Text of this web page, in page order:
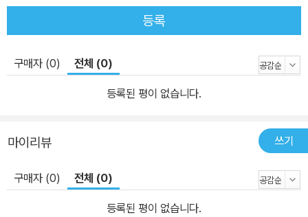
물류 이야기에서 물류는 전쟁에서 기원했다. 말하자면 군사 작전의
한 분야였다. 군수물자 보급을 뜻하는 프랑스어 ‘logistique’에서 유
류’는 일본이 만든 말 ‘물적유통’의 줄임말로, 일상생활이나 전쟁에 필
요한 물자를 전하는 일련의 활동을 뜻한다. 우리가 모르고 있었지만
우유 유통기한, 피자 가게의 배달 시스템, 그리고 택배와 해외직구에
로 먹고 마시는 많은 것들이 알고 보면 물류의 근원에 닿아 있다는 사
실이 무척 흥미롭다. 특히, 케밥이나 햄버거 등 널리 전파된 음식은 물
등록
구매자 (0) 전체 (0)
등록된 평이 없습니다.
마이리뷰 쓰기
구매자 (0) 전체 (0)
등록된 평이 없습니다.